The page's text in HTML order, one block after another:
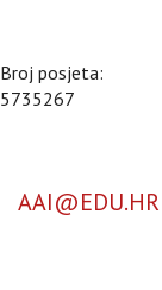
Broj posjeta:
5735267
AAI@EDU.HR